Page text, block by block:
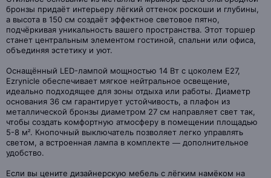
бронзы придаёт интерьеру лёгкий оттенок роскоши и глубины,
а высота в 150 см создаёт эффектное световое пятно,
подчёркивая уникальность вашего пространства. Этот торшер
станет центральным элементом гостиной, спальни или офиса,
объединяя эстетику и уют.
Оснащённый LED-лампой мощностью 14 Вт с цоколем E27,
Ezrynicle обеспечивает мягкое нейтральное освещение,
идеально подходящее для зоны отдыха или работы. Диаметр
основания 36 см гарантирует устойчивость, а плафон из
металлической бронзы диаметром 27 см направляет свет так,
чтобы создать комфортную атмосферу в помещении площадью
5-8 м². Кнопочный выключатель позволяет легко управлять
светом, а встроенная лампа в комплекте — дополнительное
удобство.
Если вы цените дизайнерскую мебель с лёгким намёком на